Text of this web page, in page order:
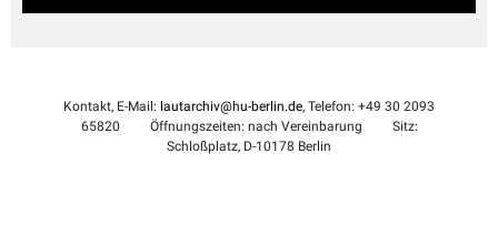
Kontakt, E-Mail: lautarchiv@hu-berlin.de, Telefon: +49 30 2093
65820
Öffnungszeiten: nach Vereinbarung
Sitz:
Schloßplatz, D-10178 Berlin